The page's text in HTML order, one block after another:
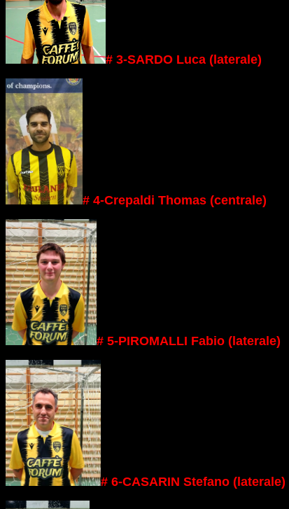
# 3-SARDO Luca (laterale)
# 4-Crepaldi Thomas (centrale)
# 5-PIROMALLI Fabio (laterale)
# 6-CASARIN Stefano (laterale)